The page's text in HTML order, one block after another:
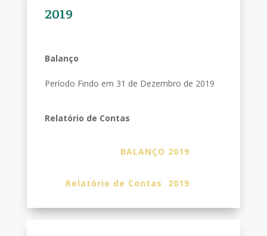
2019
Balanço
Período Findo em 31 de Dezembro de 2019
Relatório de Contas
BALANÇO 2019
Relatório de Contas 2019